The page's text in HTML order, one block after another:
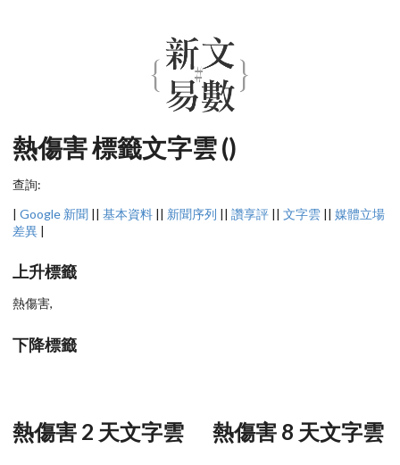
熱傷害 標籤文字雲 ()
查詢:
| Google 新聞 || 基本資料 || 新聞序列 || 讚享評 || 文字雲 || 媒體立場
差異 |
上升標籤
熱傷害,
下降標籤
熱傷害 2 天文字雲 熱傷害 8 天文字雲